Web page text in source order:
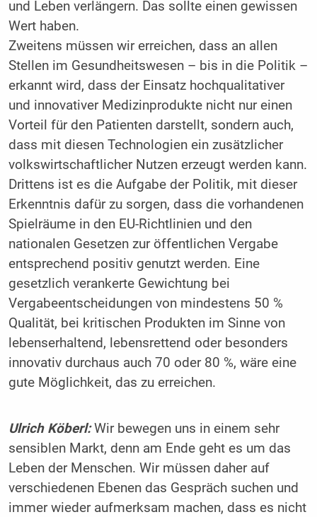
und Leben verlängern. Das sollte einen gewissen
Wert haben.
Zweitens müssen wir erreichen, dass an allen
Stellen im Gesundheitswesen – bis in die Politik –
erkannt wird, dass der Einsatz hochqualitativer
und innovativer Medizinprodukte nicht nur einen
Vorteil für den Patienten darstellt, sondern auch,
dass mit diesen Technologien ein zusätzlicher
volkswirtschaftlicher Nutzen erzeugt werden kann.
Drittens ist es die Aufgabe der Politik, mit dieser
Erkenntnis dafür zu sorgen, dass die vorhandenen
Spielräume in den EU-Richtlinien und den
nationalen Gesetzen zur öffentlichen Vergabe
entsprechend positiv genutzt werden. Eine
gesetzlich verankerte Gewichtung bei
Vergabeentscheidungen von mindestens 50 %
Qualität, bei kritischen Produkten im Sinne von
lebenserhaltend, lebensrettend oder besonders
innovativ durchaus auch 70 oder 80 %, wäre eine
gute Möglichkeit, das zu erreichen.
Ulrich Köberl:Wir bewegen uns in einem sehr
sensiblen Markt, denn am Ende geht es um das
Leben der Menschen. Wir müssen daher auf
verschiedenen Ebenen das Gespräch suchen und
immer wieder aufmerksam machen, dass es nicht